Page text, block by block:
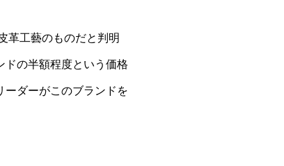
革工藝のものだと判明
ドの半額程度という価格
ーダーがこのブランドを